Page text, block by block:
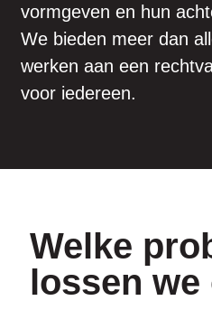
vormgeven en hun
We bieden meer dan
werken aan een
voor iedereen.
Welke
lossen we